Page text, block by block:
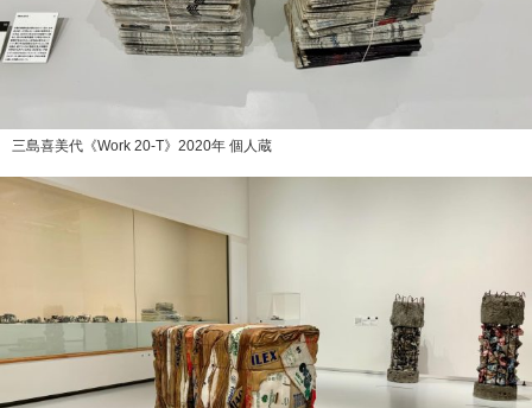
三島喜美代《Work 20-T》2020年 個人蔵